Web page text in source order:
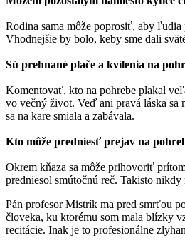
Rodina sama môže poprosiť, aby ľudia
Vhodnejšie by bolo, keby sme dali
Sú prehnané plače a kvílenia na
Komentovať, kto na pohrebe plakal
vo večný život. Veď ani pravá láska sa
sa na kare smiala a zabávala.
Kto môže predniesť prejav na
Okrem kňaza sa môže prihovoriť
predniesol smútočnú reč. Takisto
Pán profesor Mistrík ma pred smrťou
človeka, ku ktorému som mala blízky
recitácie. Inak je to profesionálne